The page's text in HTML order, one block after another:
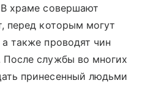
храме совершают
перед которым могут
также проводят чин
службы во многих
принесенный людьми